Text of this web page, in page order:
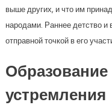
выше других, и что им
народами. Раннее детство и
отправной точкой в его
устремления